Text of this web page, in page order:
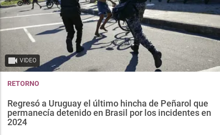
VIDEO
RETORNO
Regresó a Uruguay el último hincha de Peñarol que
permanecía detenido en Brasil por los incidentes en
2024